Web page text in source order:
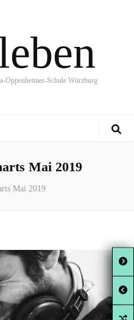
Oppenheimer-Schule Würzburg
Mai 2019
Mai 2019